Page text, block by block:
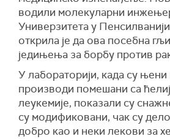
водили молекуларни
Универзитета у
открила је да ова посебна
једињења за борбу против
У лабораторији, када су
производи помешани са
леукемије, показали су
су модификовани, чак су
добро као и неки лекови за